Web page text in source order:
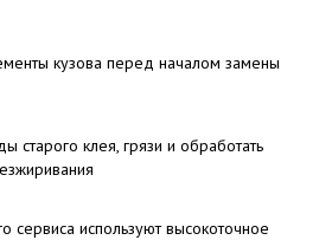
кузова перед началом замены
старого клея, грязи и обработать
сервиса используют высокоточное